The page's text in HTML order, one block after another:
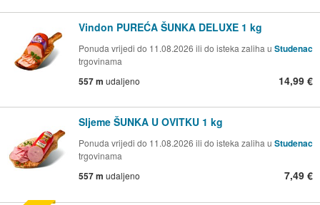
Vindon PUREĆA ŠUNKA DELUXE 1 kg
Ponuda vrijedi do 11.08.2026 ili do isteka zaliha u Studenac
trgovinama
557 m udaljeno 14,99 €
Sljeme ŠUNKA U OVITKU 1 kg
Ponuda vrijedi do 11.08.2026 ili do isteka zaliha u Studenac
trgovinama
557 m udaljeno 7,49 €